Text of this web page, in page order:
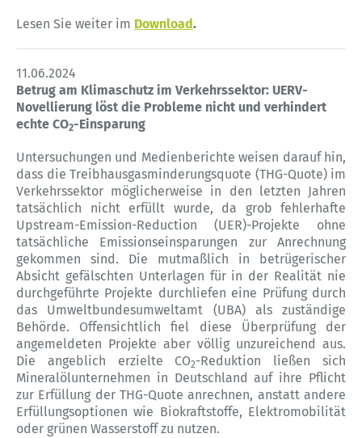
Lesen Sie weiter im Download.
11.06.2024
Betrug am Klimaschutz im Verkehrssektor: UERV-
Novellierung löst die Probleme nicht und verhindert
echte CO2-Einsparung
Untersuchungen und Medienberichte weisen darauf hin,
dass die Treibhausgasminderungsquote (THG-Quote) im
Verkehrssektor möglicherweise in den letzten Jahren
tatsächlich nicht erfüllt wurde, da grob fehlerhafte
Upstream-Emission-Reduction (UER)-Projekte ohne
tatsächliche Emissionseinsparungen zur Anrechnung
gekommen sind. Die mutmaßlich in betrügerischer
Absicht gefälschten Unterlagen für in der Realität nie
durchgeführte Projekte durchliefen eine Prüfung durch
das Umweltbundesumweltamt (UBA) als zuständige
Behörde. Offensichtlich fiel diese Überprüfung der
angemeldeten Projekte aber völlig unzureichend aus.
Die angeblich erzielte CO2-Reduktion ließen sich
Mineralölunternehmen in Deutschland auf ihre Pflicht
zur Erfüllung der THG-Quote anrechnen, anstatt andere
Erfüllungsoptionen wie Biokraftstoffe, Elektromobilität
oder grünen Wasserstoff zu nutzen.